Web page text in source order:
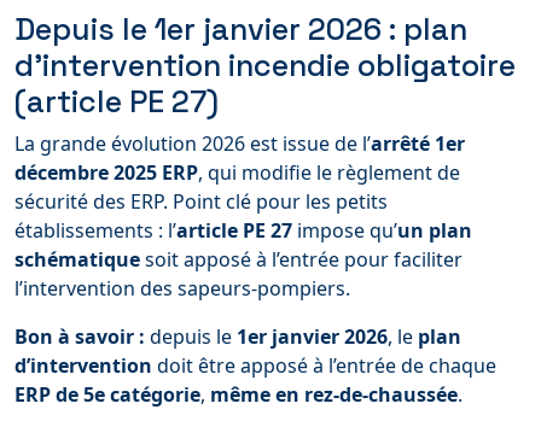
Depuis le 1er janvier 2026 : plan
d’intervention incendie obligatoire
(article PE 27)
La grande évolution 2026 est issue de l’arrêté 1er
décembre 2025 ERP, qui modifie le règlement de
sécurité des ERP. Point clé pour les petits
établissements : l’article PE 27 impose qu’un plan
schématiquesoit apposé à l’entrée pour faciliter
l’intervention des sapeurs-pompiers.
Bon à savoir : depuis le 1er janvier 2026, le plan
d’intervention doit être apposé à l’entrée de chaque
ERP de 5e catégorie, même en rez-de-chaussée.